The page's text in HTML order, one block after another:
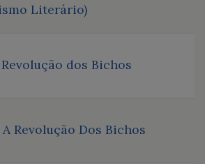
Literário)
Revolução dos Bichos
A Revolução Dos Bichos